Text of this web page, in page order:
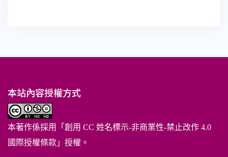
本站內容授權方式
本著作係採用「 創用 CC 姓名標示-非商業性-禁止改作 4.0
國際授權條款 」授權。